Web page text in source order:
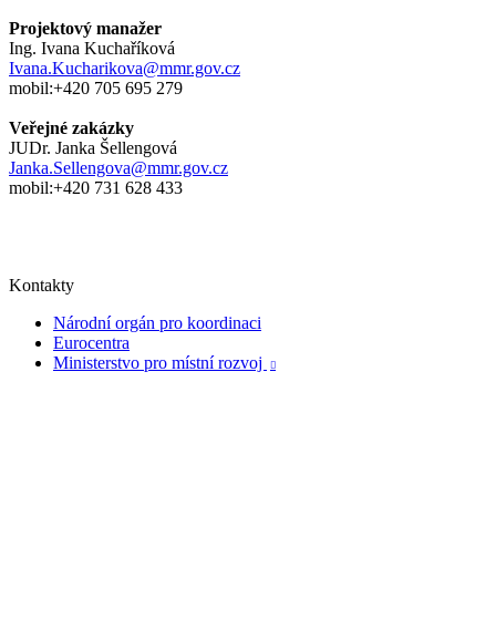
Projektový manažer
Ing. Ivana Kuchaříková
Ivana.Kucharikova@mmr.gov.cz
mobil:+420 705 695 279
Veřejné zakázky
JUDr. Janka Šellengová
Janka.Sellengova@mmr.gov.cz
mobil:+420 731 628 433
Kontakty
Národní orgán pro koordinaci
Eurocentra
Ministerstvo pro místní rozvoj
